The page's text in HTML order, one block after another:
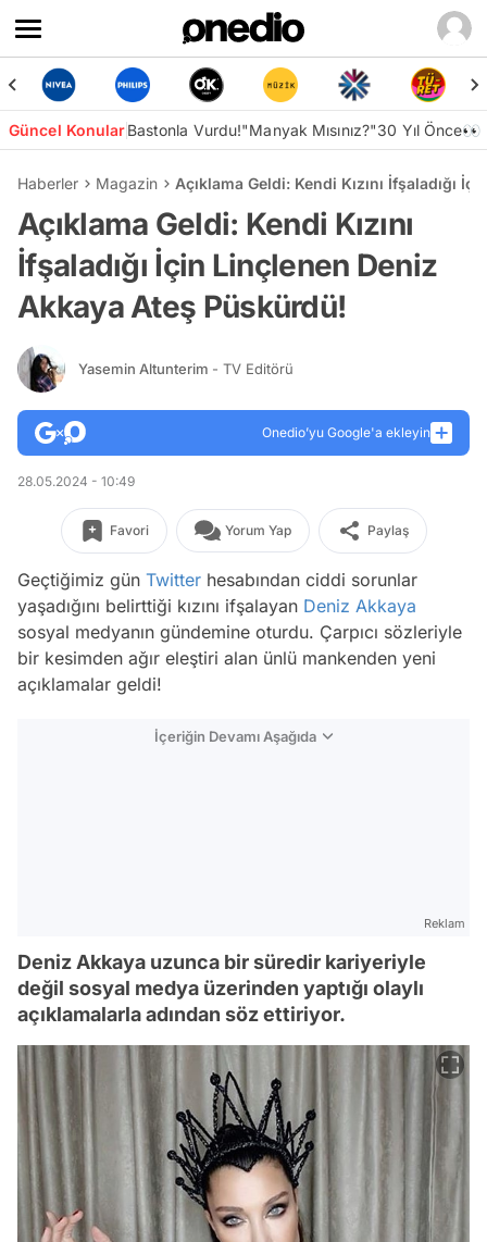
Güncel KonularBastonla Vurdu!"Manyak Mısınız?"30 Yıl Önce👀
Haberler Magazin Açıklama Geldi: Kendi Kızını İfşaladığı
Açıklama Geldi: Kendi Kızını
İfşaladığı İçin Linçlenen Deniz
Akkaya Ateş Püskürdü!
Yasemin Altunterim - TV Editörü
Onedio’yu Google'a ekleyin
28.05.2024 - 10:49
Favori Yorum Yap Paylaş
Geçtiğimiz gün Twitter hesabından ciddi sorunlar
yaşadığını belirttiği kızını ifşalayan Deniz Akkaya
sosyal medyanın gündemine oturdu. Çarpıcı sözleriyle
bir kesimden ağır eleştiri alan ünlü mankenden yeni
açıklamalar geldi!
İçeriğin Devamı Aşağıda
Reklam
Deniz Akkaya uzunca bir süredir kariyeriyle
değil sosyal medya üzerinden yaptığı olaylı
açıklamalarla adından söz ettiriyor.